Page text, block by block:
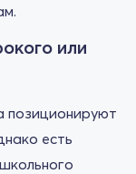
или
позиционируют
есть